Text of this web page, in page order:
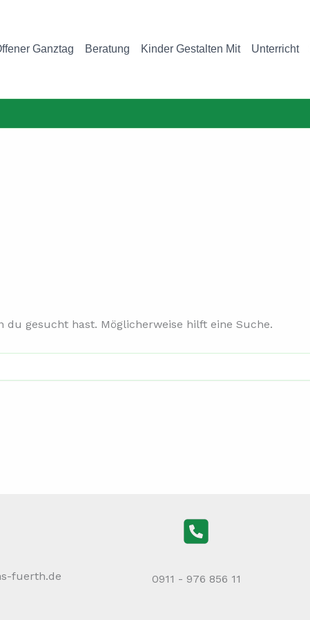
Ganztag Beratung Kinder Gestalten Mit Unterricht
gesucht hast. Möglicherweise hilft eine Suche.
fuerth.de 0911 - 976 856 11